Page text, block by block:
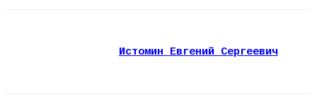
Истомин Евгений Сергеевич